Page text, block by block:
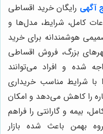
آگهی رایگان خرید اقساطی
کامل، شرایط، مدل‌ها و
هوشمندانه برای خرید
بزرگ، فروش اقساطی
شده و افراد می‌توانند
با شرایط مناسب خریداری
را کاهش می‌دهد و امکان
بیمه و گارانتی را فراهم
بهمن باعث شده بازار